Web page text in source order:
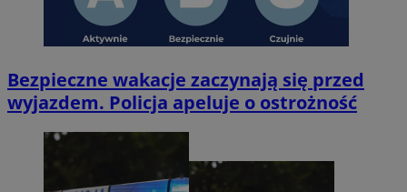
Bezpieczne wakacje zaczynają się przed
wyjazdem. Policja apeluje o ostrożność